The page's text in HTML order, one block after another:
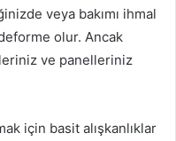
veya bakımı ihmal
olur. Ancak
ve panelleriniz
için basit alışkanlıklar